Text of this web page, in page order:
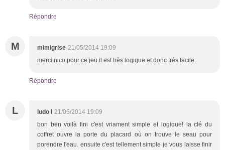
Répondre
M mimigrise 21/05/2014 19:09
merci nico pour ce jeu.il est très logique et donc très facile.
Répondre
L ludo l 21/05/2014 19:09
bon ben voilà fini c'est vriament simple et logique! la clé du
coffret ouvre la porte du placard où on trouve le seau pour
porendre l'eau. ensuite c'est tellement simple je vous laisse finir